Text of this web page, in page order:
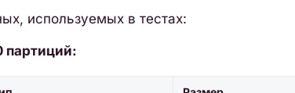
используемых в тестах:
партиций: